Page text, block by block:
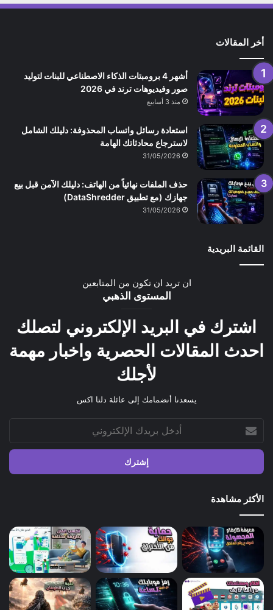
أخر المقالات
أشهر 4 برومبتات الذكاء الاصطناعي للبنات لتوليد
صور وفيديوهات ترند في 2026
منذ 3 أسابيع
استعادة رسائل واتساب المحذوفة: دليلك الشامل
لاسترجاع محادثاتك الهامة
31/05/2026
حذف الملفات نهائياً من الهاتف: دليلك الآمن قبل بيع
جهازك (مع تطبيق DataShredder)
31/05/2026
القائمة البريدية
ان تريد ان تكون من المتابعين
المستوى الذهبي
اشترك في البريد الإلكتروني لتصلك
احدث المقالات الحصرية واخبار مهمة
لأجلك
يسعدنا أنضمامك إلى عائلة دلتا اكس
بريدك
الإلكتروني
الأكثر مشاهدة